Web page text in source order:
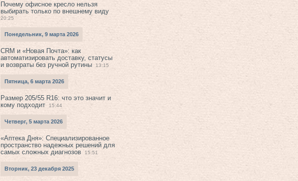
Почему офисное кресло нельзя
выбирать только по внешнему виду
20:25
Понедельник, 9 марта 2026
CRM и «Новая Почта»: как
автоматизировать доставку, статусы
и возвраты без ручной рутины
13:15
Пятница, 6 марта 2026
Размер 205/55 R16: что это значит и
кому подходит
15:44
Четверг, 5 марта 2026
«Аптека Дня»: Специализированное
пространство надежных решений для
самых сложных диагнозов
15:51
Вторник, 23 декабря 2025